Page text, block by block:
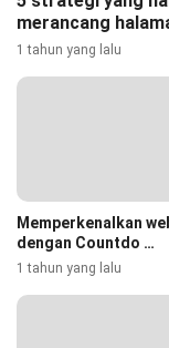
merancang
1 tahun yang lalu
Memperkenalkan
dengan Countdo …
1 tahun yang lalu